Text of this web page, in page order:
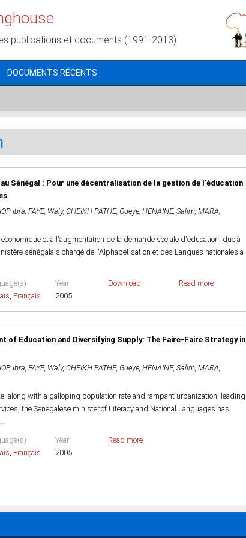
publications et documents (1991-2013)
DOCUMENTS RÉCENTS
Sénégal : Pour une décentralisation de la gestion de l'éducation
Ibra, FAYE, Waly, CHEIKH PATHE, Gueye, HENAINE, Salim, MARA,
et à l'augmentation de la demande sociale d'éducation, due à
sénégalais chargé de l'Alphabétisation et des Langues nationales a
, Français
Year
2005
Download Read more
of Education and Diversifying Supply: The Faire-Faire Strategy in
Ibra, FAYE, Waly, CHEIKH PATHE, Gueye, HENAINE, Salim, MARA,
along with a galloping population rate and rampant urbanization, leading
the Senegalese minister,of Literacy and National Languages has
, Français
Year
2005
Read more